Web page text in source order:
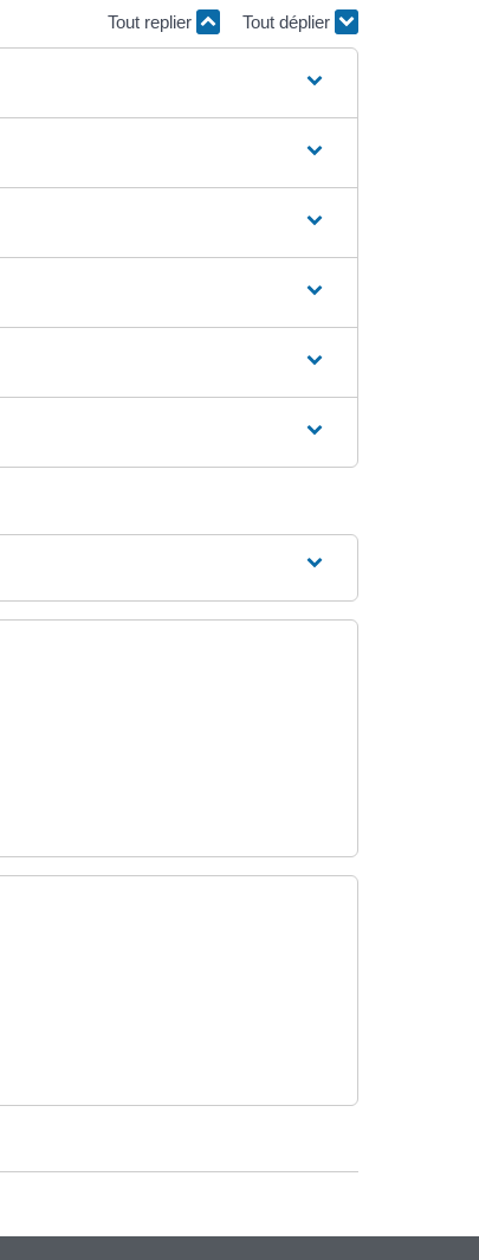
Tout replier Tout déplier